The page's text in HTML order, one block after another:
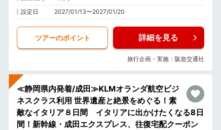
設定日
2027/01/13〜2027/01/20
ツアーのポイント 詳細を見る
旅行企画・実施：阪急交通社
≪静岡県内発着/成田≫KLMオランダ航空ビジ
ネスクラス利用 世界遺産と絶景をめぐる！素
敵なイタリア８日間 イタリアに出かけたくなる8日
間！新幹線・成田エクスプレス、往復宅配クーポン